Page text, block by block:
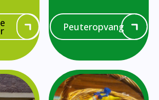
Peuteropvang